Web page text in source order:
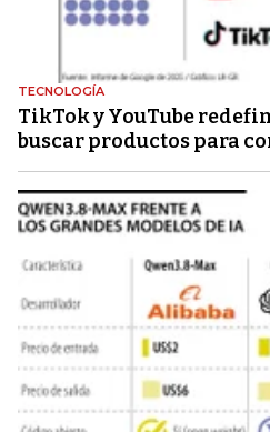
TECNOLOGÍA
TikTok y YouTube
buscar productos para